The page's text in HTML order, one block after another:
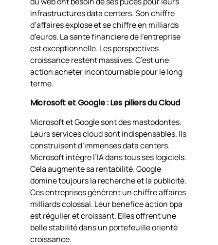
infrastructures data centers. Son chiffre
d’affaires explose et se chiffre en milliards
d’euros. La sante financiere de l’entreprise
est exceptionnelle. Les perspectives
croissance restent massives. C’est une
action acheter incontournable pour le long
terme.
Microsoft et Google : Les piliers du Cloud
Microsoft et Google sont des mastodontes.
Leurs services cloud sont indispensables. Ils
construisent d’immenses data centers.
Microsoft intègre l’IA dans tous ses logiciels.
Cela augmente sa rentabilité. Google
domine toujours la recherche et la publicité.
Ces entreprises génèrent un chiffre affaires
milliards colossal. Leur benefice action bpa
est régulier et croissant. Elles offrent une
belle stabilité dans un portefeuille orienté
croissance.